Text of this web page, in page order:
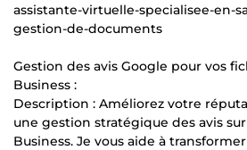
assistante-virtuelle-specialisee-en-
gestion-de-documents
Gestion des avis Google pour vos
Business :
Description : Améliorez votre
une gestion stratégique des avis
Business. Je vous aide à